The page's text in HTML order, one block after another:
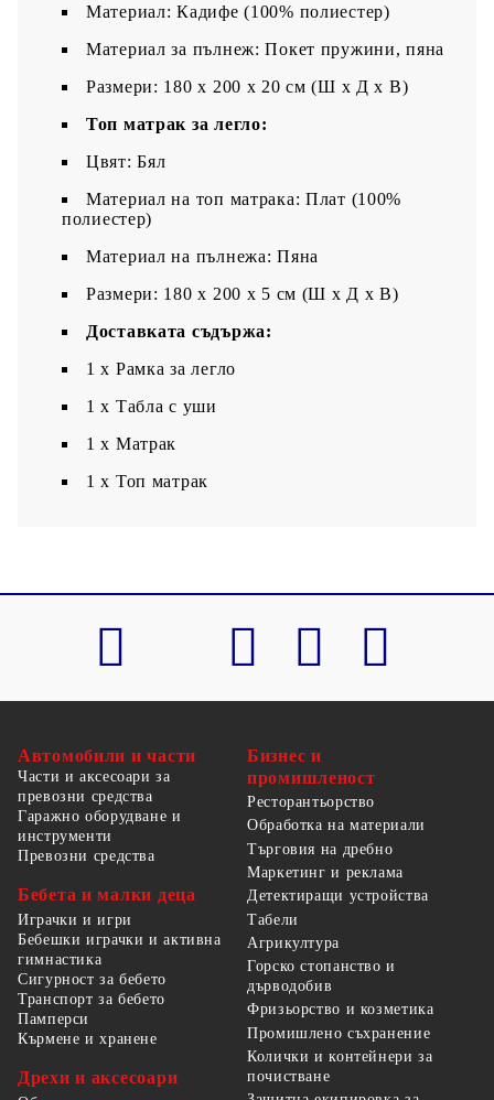
Материал: Кадифе (100% полиестер)
Материал за пълнеж: Покет пружини, пяна
Размери: 180 x 200 x 20 см (Ш x Д x В)
Топ матрак за легло:
Цвят: Бял
Материал на топ матрака: Плат (100%
полиестер)
Материал на пълнежа: Пяна
Размери: 180 x 200 x 5 см (Ш x Д x В)
Доставката съдържа:
1 x Рамка за легло
1 х Табла с уши
1 x Матрак
1 х Топ матрак
Автомобили и части
Части и аксесоари за
превозни средства
Гаражно оборудване и
инструменти
Превозни средства
Бебета и малки деца
Играчки и игри
Бебешки играчки и активна
гимнастика
Сигурност за бебето
Транспорт за бебето
Памперси
Кърмене и хранене
Дрехи и аксесоари
Бизнес и
промишленост
Ресторантьорство
Обработка на материали
Търговия на дребно
Маркетинг и реклама
Детектиращи устройства
Табели
Агрикултура
Горско стопанство и
дърводобив
Фризьорство и козметика
Промишлено съхранение
Колички и контейнери за
почистване